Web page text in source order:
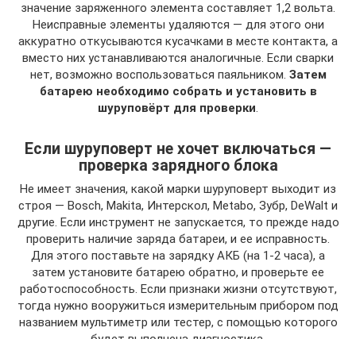
значение заряженного элемента составляет 1,2 вольта.
Неисправные элементы удаляются — для этого они
аккуратно откусываются кусачками в месте контакта, а
вместо них устанавливаются аналогичные. Если сварки
нет, возможно воспользоваться паяльником. Затем
батарею необходимо собрать и установить в
шуруповёрт для проверки.
Если шуруповерт не хочет включаться —
проверка зарядного блока
Не имеет значения, какой марки шуруповерт выходит из
строя — Bosch, Makita, Интерскол, Metabo, Зубр, DeWalt и
другие. Если инструмент не запускается, то прежде надо
проверить наличие заряда батареи, и ее исправность.
Для этого поставьте на зарядку АКБ (на 1-2 часа), а
затем установите батарею обратно, и проверьте ее
работоспособность. Если признаки жизни отсутствуют,
тогда нужно вооружиться измерительным прибором под
названием мультиметр или тестер, с помощью которого